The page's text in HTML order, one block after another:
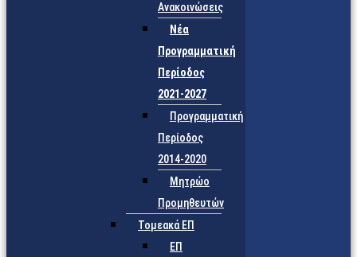
Ανακοινώσεις
Νέα
Προγραμματική
Περίοδος
2021-2027
Προγραμματική
Περίοδος
2014-2020
Μητρώο
Προμηθευτών
Τομεακά ΕΠ
ΕΠ